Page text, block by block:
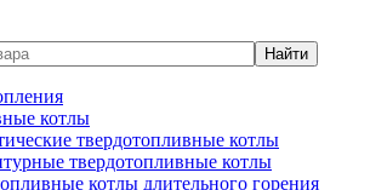
Найти
котлы
твердотопливные котлы
твердотопливные котлы
котлы длительного горения